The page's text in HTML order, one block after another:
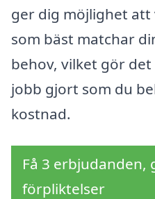
ger dig möjlighet
som bäst matchar
behov, vilket gör
jobb gjort som du
kostnad.
Få 3 erbjudanden,
förpliktelser